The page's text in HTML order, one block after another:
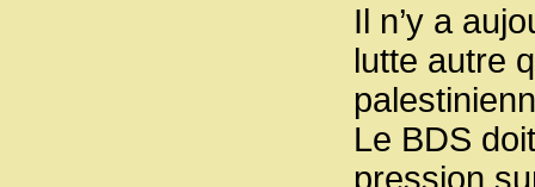
Il n’y a
lutte autre
Le BDS
pression